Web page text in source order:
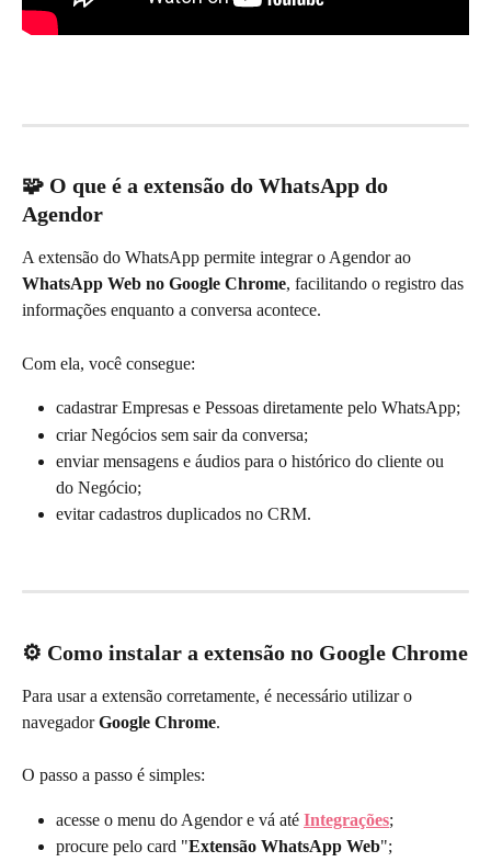
🧩 O que é a extensão do WhatsApp do
Agendor
A extensão do WhatsApp permite integrar o Agendor ao
WhatsApp Web no Google Chrome, facilitando o registro das
informações enquanto a conversa acontece.
Com ela, você consegue:
cadastrar Empresas e Pessoas diretamente pelo WhatsApp;
criar Negócios sem sair da conversa;
enviar mensagens e áudios para o histórico do cliente ou
do Negócio;
evitar cadastros duplicados no CRM.
⚙️ Como instalar a extensão no Google Chrome
Para usar a extensão corretamente, é necessário utilizar o
navegador Google Chrome.
O passo a passo é simples:
acesse o menu do Agendor e vá até Integrações;
procure pelo card "Extensão WhatsApp Web";